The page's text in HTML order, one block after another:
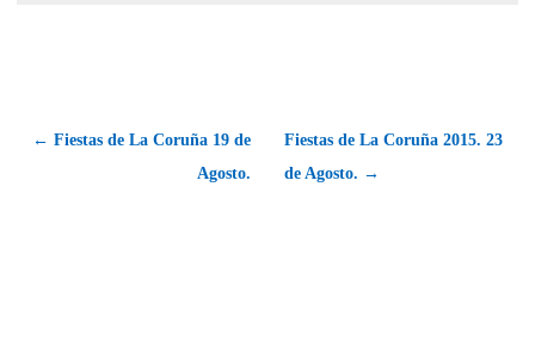
← Fiestas de La Coruña 19 de
Agosto.
Fiestas de La Coruña 2015. 23
de Agosto. →